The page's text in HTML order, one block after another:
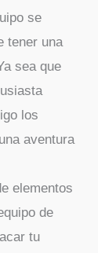
se
tener una
sea que
los
aventura
elementos
de
tu